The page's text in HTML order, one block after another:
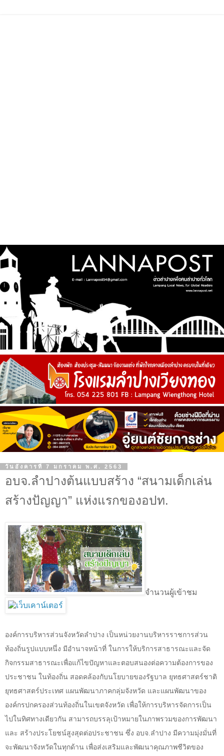
วันอังคารที่ 7 มกราคม พ.ศ. 2563
อบจ.ลำปางต้นแบบสร้าง “สนามเด็กเล่น
สร้างปัญญา” แห่งแรกของอปท.
จำนวนผู้เข้าชม
องค์การบริหารส่วนจังหวัดลำปาง เป็นหน่วยงานบริหารราชการส่วน
ท้องถิ่นรูปแบบหนึ่ง มีอำนาจหน้าที่ ในการให้บริการสาธารณะและจัด
กิจกรรมสาธารณะเพื่อแก้ไขปัญหาและตอบสนองต่อความต้องการของ
ประชาชน ในท้องถิ่น สอดคล้องกับนโยบายของรัฐบาล ยุทธศาสตร์ชาติ
ยุทธศาสตร์ประเทศ แผนพัฒนาภาคกลุ่มจังหวัด และแผนพัฒนาของ
องค์กรปกครองส่วนท้องถิ่นในเขตจังหวัด เพื่อให้การบริหารจัดการเป็น
ไปในทิศทางเดียวกัน สามารถบรรลุเป้าหมายในภาพรวมของการพัฒนา
และ สร้างประโยชน์สูงสุดต่อประชาชน ซึ่ง อบจ ลำปาง มีความมุ่งมั่นที่
จะพัฒนาจังหวัดในทุกด้าน เพื่อส่งเสริมและพัฒนาคุณภาพชีวิตของ